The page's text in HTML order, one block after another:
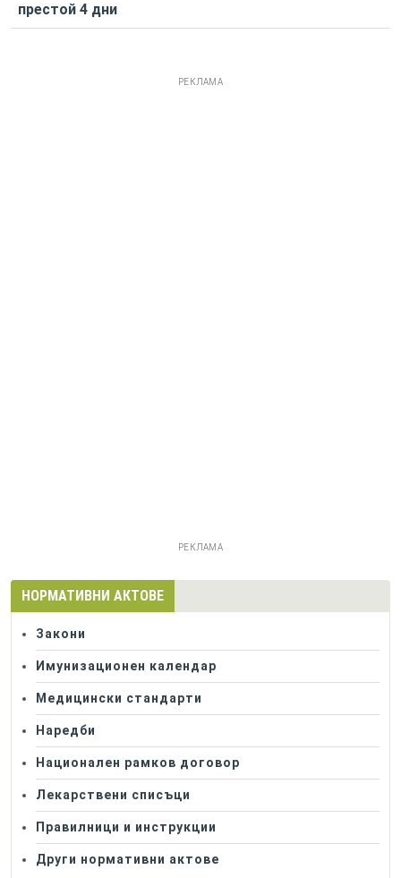
престой 4 дни
РЕКЛАМА
РЕКЛАМА
НОРМАТИВНИ АКТОВЕ
Закони
Имунизационен календар
Медицински стандарти
Наредби
Национален рамков договор
Лекарствени списъци
Правилници и инструкции
Други нормативни актове